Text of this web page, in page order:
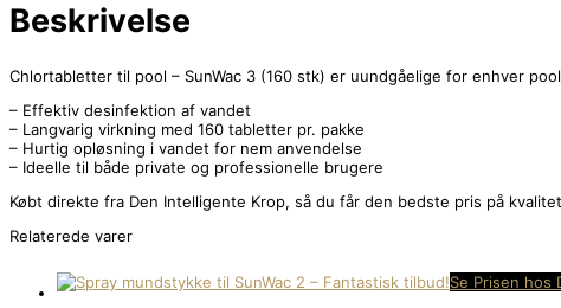
Beskrivelse
Chlortabletter til pool – SunWac 3 (160 stk) er uundgåelige for enhver
– Effektiv desinfektion af vandet
– Langvarig virkning med 160 tabletter pr. pakke
– Hurtig opløsning i vandet for nem anvendelse
– Ideelle til både private og professionelle brugere
Købt direkte fra Den Intelligente Krop, så du får den bedste pris på
Relaterede varer
Se Prisen hos